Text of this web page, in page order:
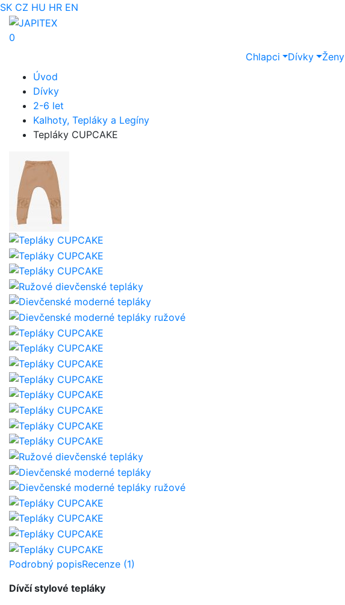
SK CZ HU HR EN
0
Chlapci
Dívky Ženy
Úvod
Dívky
2-6 let
Kalhoty, Tepláky a Legíny
Tepláky CUPCAKE
Podrobný popisRecenze (1)
Dívčí stylové tepláky